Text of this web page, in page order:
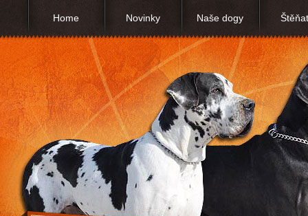
Home Novinky Naše dogy